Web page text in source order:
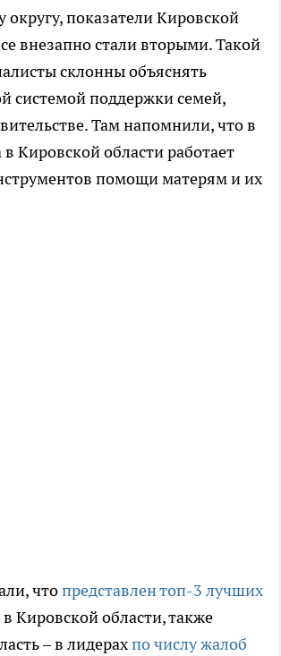
округу, показатели Кировской
внезапно стали вторыми. Такой
склонны объяснять
системой поддержки семей,
Там напомнили, что в
Кировской области работает
помощи матерям и их
чтопредставлен топ-3 лучших
в Кировской области, также
– в лидерахпо числу жалоб